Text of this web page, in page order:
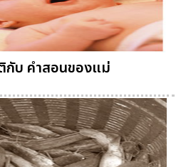
บ คำสอนของแม่